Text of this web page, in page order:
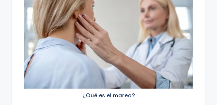
¿Qué es el mareo?